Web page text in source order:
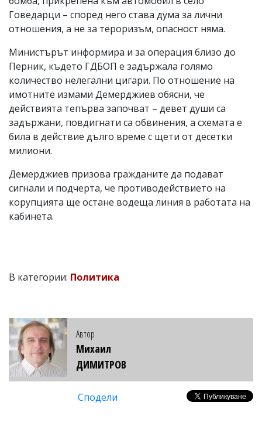
Говедарци – според него става дума за лични
отношения, а не за тероризъм, опасност няма.
Министърът информира и за операция близо до
Перник, където ГДБОП е задържала голямо
количество нелегални цигари. По отношение на
имотните измами Демерджиев обясни, че
действията тепърва започват – девет души са
задържани, повдигнати са обвинения, а схемата е
била в действие дълго време с щети от десетки
милиони.
Демерджиев призова гражданите да подават
сигнали и подчерта, че противодействието на
корупцията ще остане водеща линия в работата на
кабинета.
В категории: Политика
Автор
Михаил
ДИМИТРОВ
Сподели